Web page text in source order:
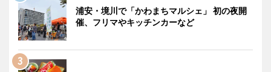
浦安・境川で「かわまちマルシェ」 初の夜開
催、フリマやキッチンカーなど